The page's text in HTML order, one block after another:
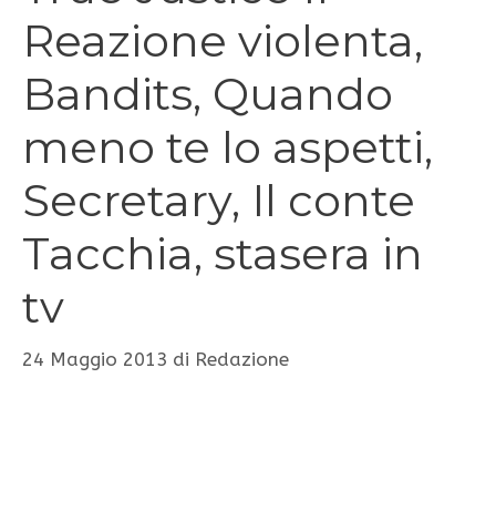
Reazione violenta,
Bandits, Quando
meno te lo aspetti,
Secretary, Il conte
Tacchia, stasera in
tv
24 Maggio 2013 di Redazione